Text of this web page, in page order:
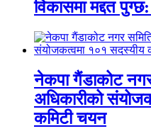
विकासमा मद्दत
नेकपा गैंडाकोट
अधिकारीको
कमिटी चयन